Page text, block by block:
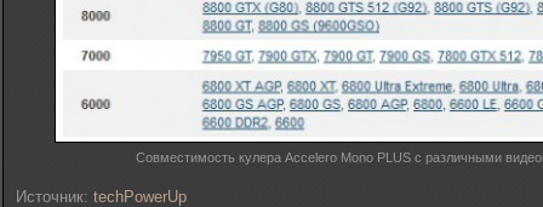
Совместимость кулера Accelero Mono PLUS с различными
Источник: techPowerUp